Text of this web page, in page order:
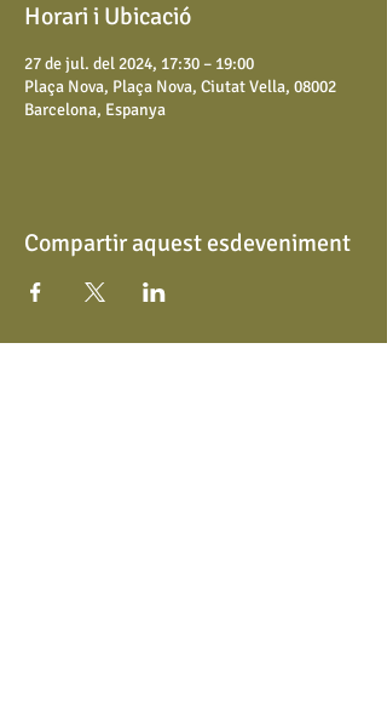
Horari i Ubicació
27 de jul. del 2024, 17:30 – 19:00
Plaça Nova, Plaça Nova, Ciutat Vella, 08002
Barcelona, Espanya
Compartir aquest esdeveniment